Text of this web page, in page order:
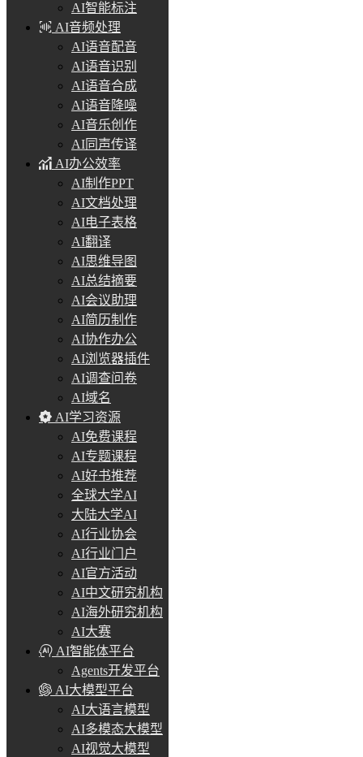
AI智能标注
AI音频处理
AI语音配音
AI语音识别
AI语音合成
AI语音降噪
AI音乐创作
AI同声传译
AI办公效率
AI制作PPT
AI文档处理
AI电子表格
AI翻译
AI思维导图
AI总结摘要
AI会议助理
AI简历制作
AI协作办公
AI浏览器插件
AI调查问卷
AI域名
AI学习资源
AI免费课程
AI专题课程
AI好书推荐
全球大学AI
大陆大学AI
AI行业协会
AI行业门户
AI官方活动
AI中文研究机构
AI海外研究机构
AI大赛
AI智能体平台
Agents开发平台
AI大模型平台
AI大语言模型
AI多模态大模型
AI视觉大模型